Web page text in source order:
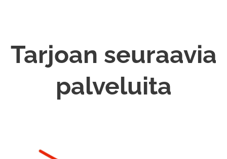
Tarjoan seuraavia
palveluita